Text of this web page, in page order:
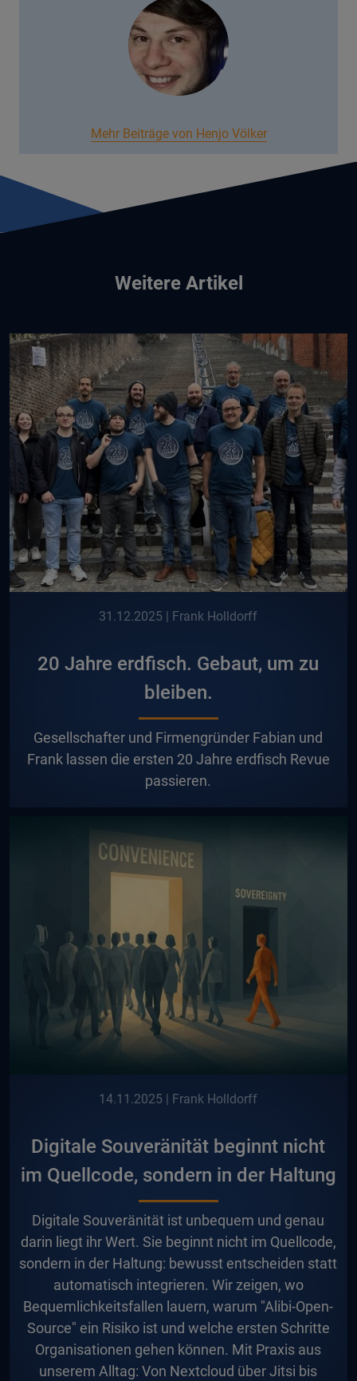
Mehr Beiträge von Henjo Völker
Weitere Artikel
31.12.2025 | Frank Holldorff
20 Jahre erdfisch. Gebaut, um zu
bleiben.
Gesellschafter und Firmengründer Fabian und
Frank lassen die ersten 20 Jahre erdfisch Revue
passieren.
14.11.2025 | Frank Holldorff
Digitale Souveränität beginnt nicht
im Quellcode, sondern in der Haltung
Digitale Souveränität ist unbequem und genau
darin liegt ihr Wert. Sie beginnt nicht im Quellcode,
sondern in der Haltung: bewusst entscheiden statt
automatisch integrieren. Wir zeigen, wo
Bequemlichkeitsfallen lauern, warum "Alibi-Open-
Source" ein Risiko ist und welche ersten Schritte
Organisationen gehen können. Mit Praxis aus
unserem Alltag: Von Nextcloud über Jitsi bis